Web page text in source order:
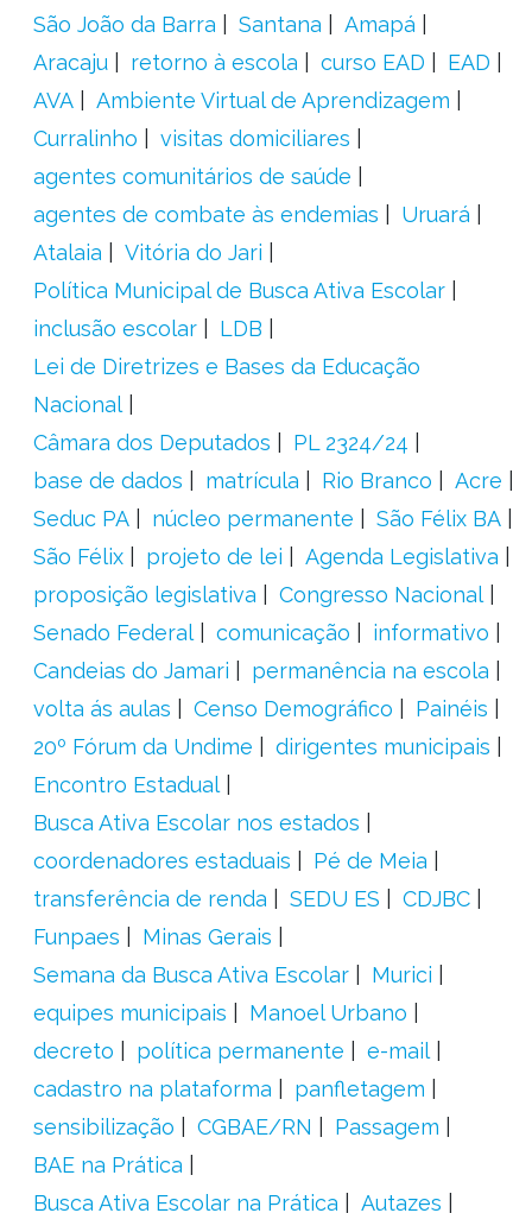
São João da Barra
Santana
Amapá
Aracaju
retorno à escola curso EAD
EAD
AVA
Ambiente Virtual de Aprendizagem
Curralinho
visitas domiciliares
agentes comunitários de saúde
agentes de combate às endemias
Uruará
Atalaia
Vitória do Jari
Política Municipal de Busca Ativa Escolar
inclusão escolar
LDB
Lei de Diretrizes e Bases da Educação
Nacional
Câmara dos Deputados
PL 2324/24
base de dados
matrícula Rio Branco
Acre
Seduc PA
núcleo permanente
São Félix BA
São Félix
projeto de lei
Agenda Legislativa
proposição legislativa
Congresso Nacional
Senado Federal
comunicação
informativo
Candeias do Jamari
permanência na escola
volta ás aulas
Censo Demográfico
Painéis
20º Fórum da Undime
dirigentes municipais
Encontro Estadual
Busca Ativa Escolar nos estados
coordenadores estaduais
Pé de Meia
transferência de renda
SEDU ES
CDJBC
Funpaes
Minas Gerais
Semana da Busca Ativa Escolar
Murici
equipes municipais
Manoel Urbano
decreto
política permanente
e-mail
cadastro na plataforma
panfletagem
sensibilização
CGBAE/RN
Passagem
BAE na Prática
Busca Ativa Escolar na Prática
Autazes